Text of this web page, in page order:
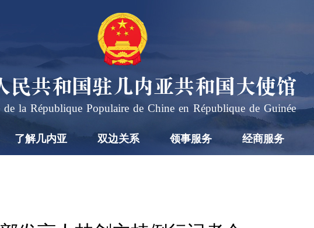
民共和国驻几内亚共和国大使馆
de la République Populaire de Chine en République de Guinée
了解几内亚 双边关系 领事服务 经商服务